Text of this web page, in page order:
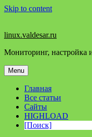
Skip to content
linux.valdesar.ru
Мониторинг, настройка
Menu
Главная
Все статьи
Сайты
HIGHLOAD
[Поиск]